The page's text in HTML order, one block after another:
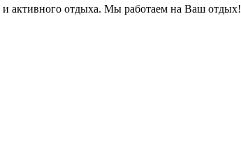
активного отдыха. Мы работаем на Ваш отдых!